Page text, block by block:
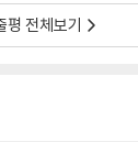
평 전체보기